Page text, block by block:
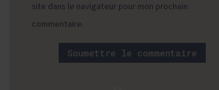
site dans le navigateur pour mon prochain
commentaire.
Soumettre le commentaire